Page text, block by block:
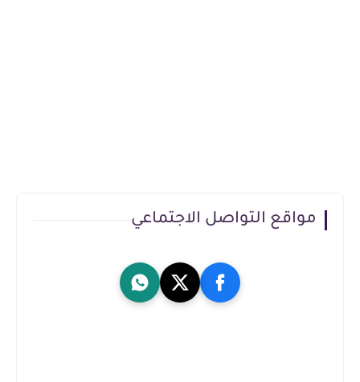
مواقع التواصل الاجتماعي